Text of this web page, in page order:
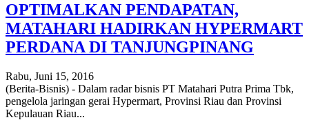
OPTIMALKAN PENDAPATAN,
MATAHARI HADIRKAN HYPERMART
PERDANA DI TANJUNGPINANG
Rabu, Juni 15, 2016
(Berita-Bisnis) - Dalam radar bisnis PT Matahari Putra Prima Tbk,
pengelola jaringan gerai Hypermart, Provinsi Riau dan Provinsi
Kepulauan Riau...